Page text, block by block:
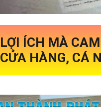
LỢI ÍCH MÀ
CỬA HÀNG, CÁ